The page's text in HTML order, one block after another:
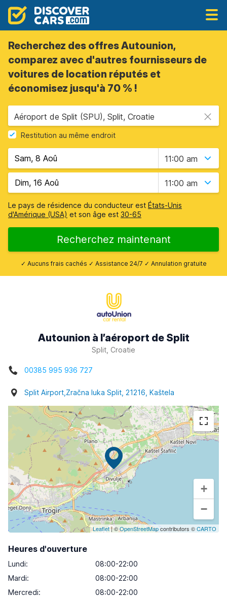
Recherchez des offres Autounion,
comparez avec d'autres fournisseurs de
voitures de location réputés et
économisez jusqu'à 70 % !
Aéroport de Split (SPU), Split, Croatie
Restitution au même endroit
11:00 am
11:00 am
Le pays de résidence du conducteur est États-Unis
d'Amérique (USA) et son âge est 30-65
Recherchez maintenant
✓ Aucuns frais cachés ✓ Assistance 24/7 ✓ Annulation gratuite
Autounion à l’aéroport de Split
Split, Croatie
00385 995 936 727
Split Airport,Zračna luka Split, 21216, Kaštela
+
−
Leaflet| ©OpenStreetMapcontributors ©CARTO
Heures d'ouverture
Lundi:
08:00-22:00
Mardi:
08:00-22:00
Mercredi:
08:00-22:00